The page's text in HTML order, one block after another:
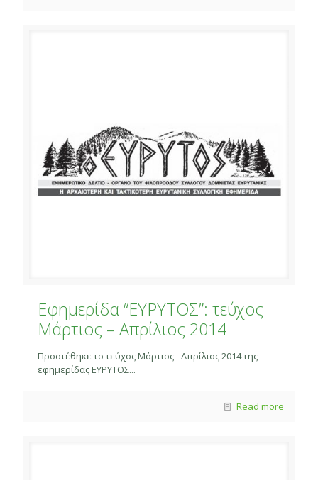
Εφημερίδα “ΕΥΡΥΤΟΣ”: τεύχος
Μάρτιος – Απρίλιος 2014
Προστέθηκε το τεύχος Μάρτιος - Απρίλιος 2014 της
εφημερίδας ΕΥΡΥΤΟΣ...
Read more